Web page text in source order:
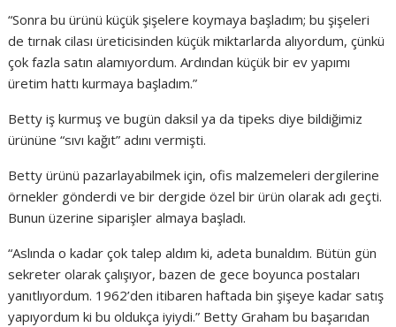
“Sonra bu ürünü küçük şişelere koymaya başladım; bu şişeleri
de tırnak cilası üreticisinden küçük miktarlarda alıyordum, çünkü
çok fazla satın alamıyordum. Ardından küçük bir ev yapımı
üretim hattı kurmaya başladım.”
Betty iş kurmuş ve bugün daksil ya da tipeks diye bildiğimiz
ürününe “sıvı kağıt” adını vermişti.
Betty ürünü pazarlayabilmek için, ofis malzemeleri dergilerine
örnekler gönderdi ve bir dergide özel bir ürün olarak adı geçti.
Bunun üzerine siparişler almaya başladı.
“Aslında o kadar çok talep aldım ki, adeta bunaldım. Bütün gün
sekreter olarak çalışıyor, bazen de gece boyunca postaları
yanıtlıyordum. 1962’den itibaren haftada bin şişeye kadar satış
yapıyordum ki bu oldukça iyiydi.” Betty Graham bu başarıdan